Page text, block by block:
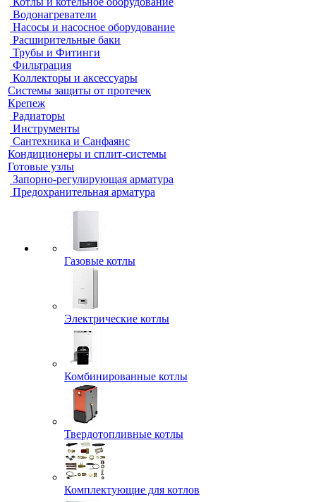
Водонагреватели
Насосы и насосное оборудование
Расширительные баки
Трубы и Фитинги
Фильтрация
Коллекторы и аксессуары
Системы защиты от протечек
Крепеж
Радиаторы
Инструменты
Сантехника и Санфаянс
Кондиционеры и сплит-системы
Готовые узлы
Запорно-регулирующая арматура
Предохранительная арматура
Газовые котлы
Электрические котлы
Комбинированные котлы
Твердотопливные котлы
Комплектующие для котлов